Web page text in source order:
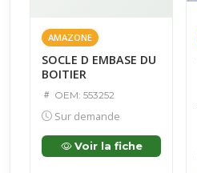
AMAZONE
SOCLE D EMBASE DU
BOITIER
OEM: 553252
Sur demande
Voir la fiche